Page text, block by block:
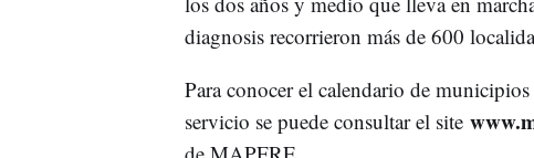
diagnosis recorrieron más de 600
Para conocer el calendario de
servicio se puede consultar el site